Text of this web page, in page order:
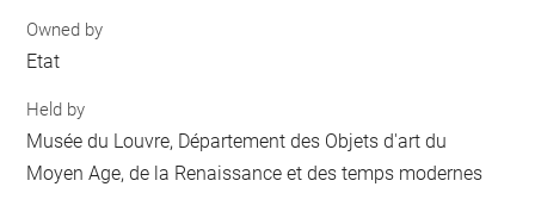
Owned by
Etat
Held by
Musée du Louvre, Département des Objets d'art du
Moyen Age, de la Renaissance et des temps modernes